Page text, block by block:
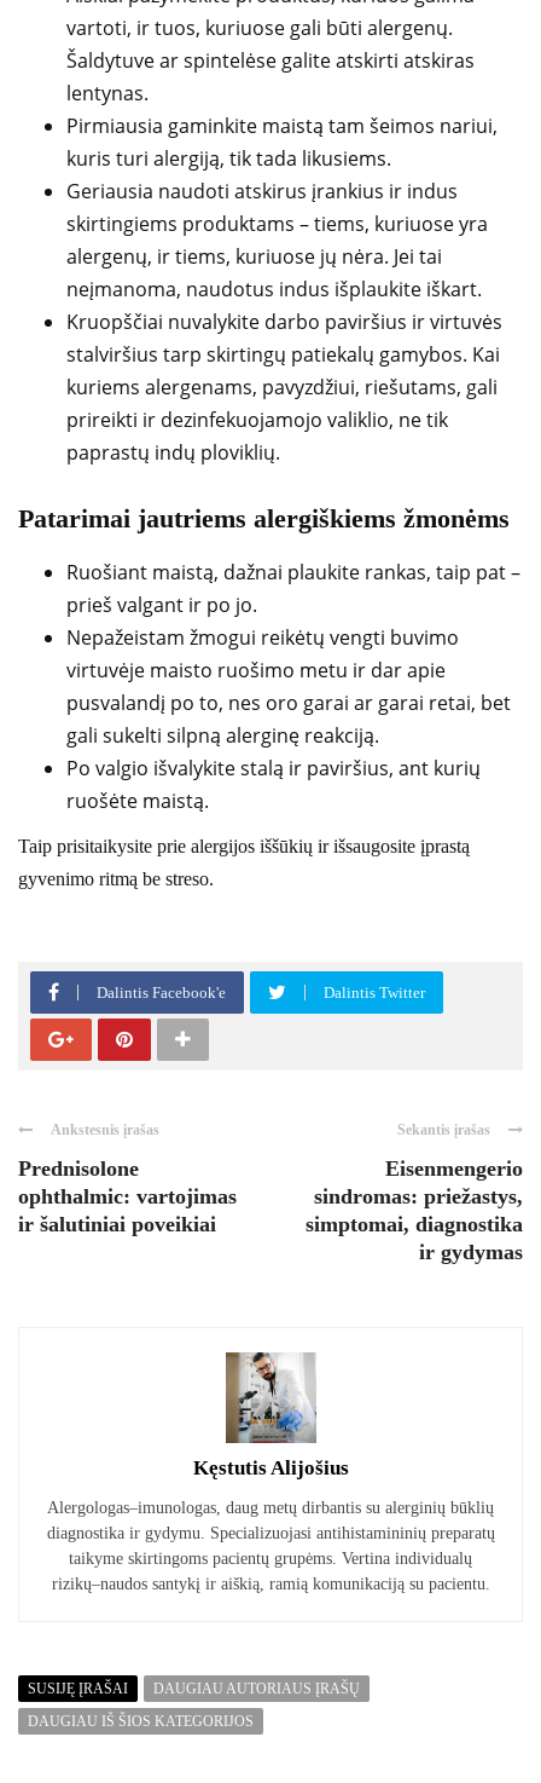
vartoti, ir tuos, kuriuose gali būti alergenų.
Šaldytuve ar spintelėse galite atskirti atskiras
lentynas.
Pirmiausia gaminkite maistą tam šeimos nariui,
kuris turi alergiją, tik tada likusiems.
Geriausia naudoti atskirus įrankius ir indus
skirtingiems produktams – tiems, kuriuose yra
alergenų, ir tiems, kuriuose jų nėra. Jei tai
neįmanoma, naudotus indus išplaukite iškart.
Kruopščiai nuvalykite darbo paviršius ir virtuvės
stalviršius tarp skirtingų patiekalų gamybos. Kai
kuriems alergenams, pavyzdžiui, riešutams, gali
prireikti ir dezinfekuojamojo valiklio, ne tik
paprastų indų ploviklių.
Patarimai jautriems alergiškiems žmonėms
Ruošiant maistą, dažnai plaukite rankas, taip pat –
prieš valgant ir po jo.
Nepažeistam žmogui reikėtų vengti buvimo
virtuvėje maisto ruošimo metu ir dar apie
pusvalandį po to, nes oro garai ar garai retai, bet
gali sukelti silpną alerginę reakciją.
Po valgio išvalykite stalą ir paviršius, ant kurių
ruošėte maistą.
Taip prisitaikysite prie alergijos iššūkių ir išsaugosite įprastą
gyvenimo ritmą be streso.
Dalintis Facebook'e Dalintis Twitter
Ankstesnis įrašas
Prednisolone
ophthalmic: vartojimas
ir šalutiniai poveikiai
Sekantis įrašas
Eisenmengerio
sindromas: priežastys,
simptomai, diagnostika
ir gydymas
Kęstutis Alijošius
Alergologas–imunologas, daug metų dirbantis su alerginių būklių
diagnostika ir gydymu. Specializuojasi antihistamininių preparatų
taikyme skirtingoms pacientų grupėms. Vertina individualų
rizikų–naudos santykį ir aiškią, ramią komunikaciją su pacientu.
SUSIJĘ ĮRAŠAI
DAUGIAU AUTORIAUS ĮRAŠŲ
DAUGIAU IŠ ŠIOS KATEGORIJOS